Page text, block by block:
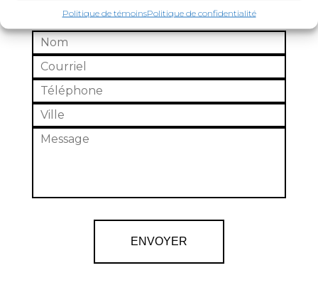
Politique de témoinsPolitique de confidentialité